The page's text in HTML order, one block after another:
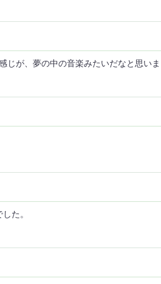
が、夢の中の音楽みたいだなと思いま
た。